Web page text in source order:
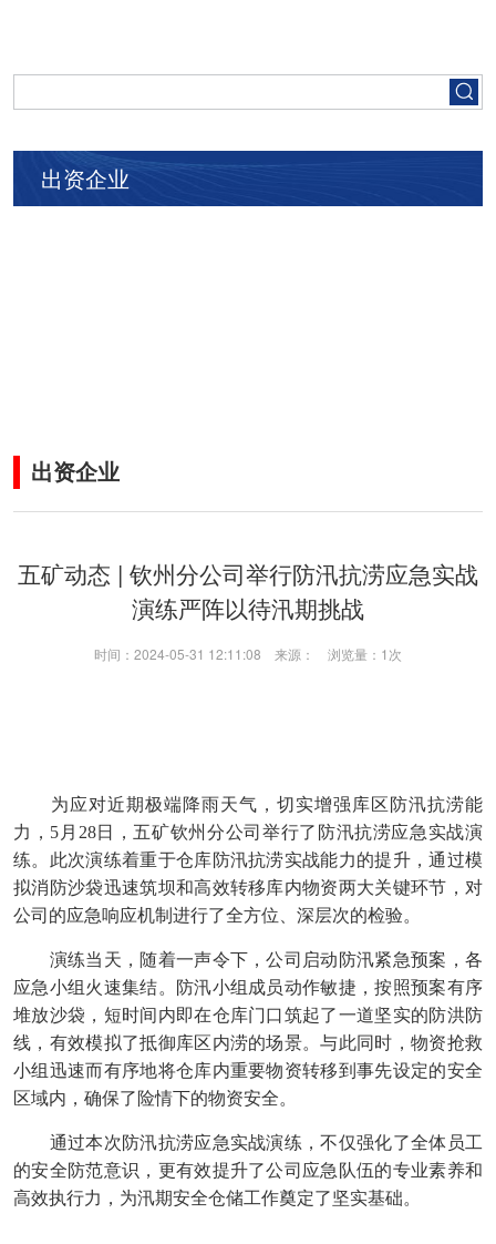
出资企业
出资企业
五矿动态 | 钦州分公司举行防汛抗涝应急实战
演练严阵以待汛期挑战
时间：2024-05-31 12:11:08 来源： 浏览量： 1次
为应对近期极端降雨天气，切实增强库区防汛抗涝能
力，5月28日，五矿钦州分公司举行了防汛抗涝应急实战演
练。此次演练着重于仓库防汛抗涝实战能力的提升，通过模
拟消防沙袋迅速筑坝和高效转移库内物资两大关键环节，对
公司的应急响应机制进行了全方位、深层次的检验。
演练当天，随着一声令下，公司启动防汛紧急预案，各
应急小组火速集结。防汛小组成员动作敏捷，按照预案有序
堆放沙袋，短时间内即在仓库门口筑起了一道坚实的防洪防
线，有效模拟了抵御库区内涝的场景。与此同时，物资抢救
小组迅速而有序地将仓库内重要物资转移到事先设定的安全
区域内，确保了险情下的物资安全。
通过本次防汛抗涝应急实战演练，不仅强化了全体员工
的安全防范意识，更有效提升了公司应急队伍的专业素养和
高效执行力，为汛期安全仓储工作奠定了坚实基础。